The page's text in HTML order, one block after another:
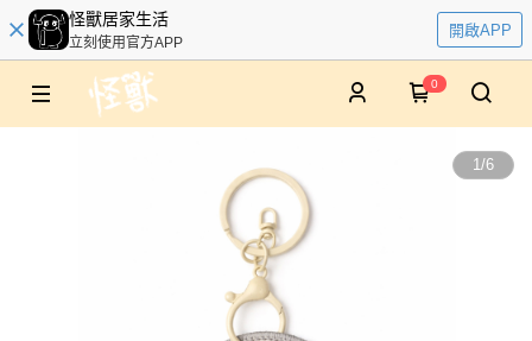
怪獸居家生活
立刻使用官方APP
開啟APP
0
1/6